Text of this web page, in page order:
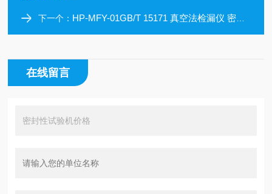
下一个： HP-MFY-01GB/T 15171 真空法检漏仪 密封试验仪
在线留言